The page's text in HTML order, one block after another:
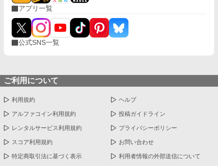
アプリ一覧
公式SNS一覧
ご利用について
利用規約 ヘルプ
アルファコイン利用規約 投稿ガイドライン
レンタルサービス利用規約 プライバシーポリシー
スコア利用規約 お問い合わせ
特定商取引法に基づく表示 利用者情報の外部送信について